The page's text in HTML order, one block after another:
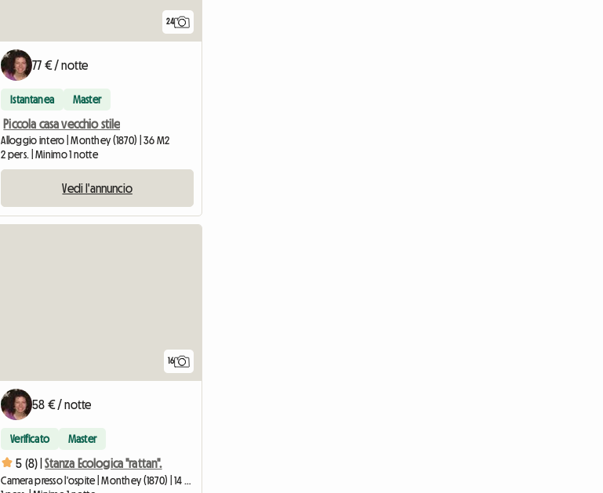
24
77 € / notte
Istantanea Master
Piccola casa vecchio stile
Alloggio intero | Monthey (1870) | 36 M2
2 pers. | Minimo 1 notte
Vedi l'annuncio
16
58 € / notte
Verificato Master
5 (8) | Stanza Ecologica "rattan".
Camera presso l'ospite | Monthey (1870) | 14 M2